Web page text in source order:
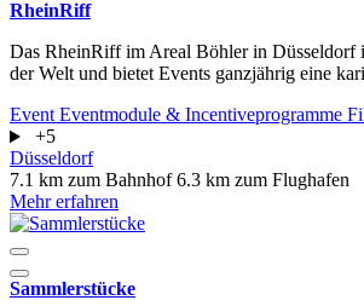
RheinRiff
Das RheinRiff im Areal Böhler in Düsseldorf
der Welt und bietet Events ganzjährig eine
Event Eventmodule & Incentiveprogramme
+5
Düsseldorf
7.1 km zum Bahnhof6.3 km zum Flughafen
Mehr erfahren
Sammlerstücke